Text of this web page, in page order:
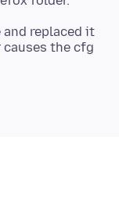
replaced it
the cfg